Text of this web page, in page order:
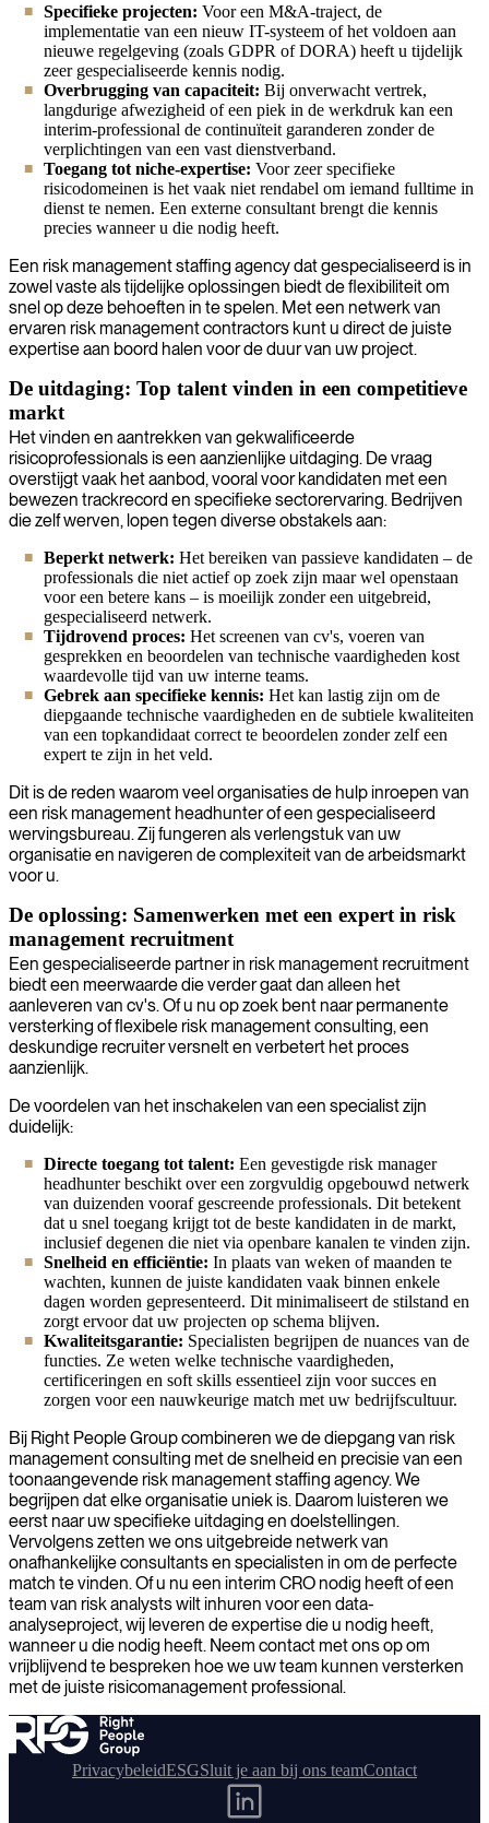
Specifieke projecten: Voor een M&A-traject, de
implementatie van een nieuw IT-systeem of het voldoen aan
nieuwe regelgeving (zoals GDPR of DORA) heeft u tijdelijk
zeer gespecialiseerde kennis nodig.
Overbrugging van capaciteit: Bij onverwacht vertrek,
langdurige afwezigheid of een piek in de werkdruk kan een
interim-professional de continuïteit garanderen zonder de
verplichtingen van een vast dienstverband.
Toegang tot niche-expertise: Voor zeer specifieke
risicodomeinen is het vaak niet rendabel om iemand fulltime in
dienst te nemen. Een externe consultant brengt die kennis
precies wanneer u die nodig heeft.
Een risk management staffing agency dat gespecialiseerd is in
zowel vaste als tijdelijke oplossingen biedt de flexibiliteit om
snel op deze behoeften in te spelen. Met een netwerk van
ervaren risk management contractors kunt u direct de juiste
expertise aan boord halen voor de duur van uw project.
De uitdaging: Top talent vinden in een competitieve
markt
Het vinden en aantrekken van gekwalificeerde
risicoprofessionals is een aanzienlijke uitdaging. De vraag
overstijgt vaak het aanbod, vooral voor kandidaten met een
bewezen trackrecord en specifieke sectorervaring. Bedrijven
die zelf werven, lopen tegen diverse obstakels aan:
Beperkt netwerk: Het bereiken van passieve kandidaten – de
professionals die niet actief op zoek zijn maar wel openstaan
voor een betere kans – is moeilijk zonder een uitgebreid,
gespecialiseerd netwerk.
Tijdrovend proces: Het screenen van cv's, voeren van
gesprekken en beoordelen van technische vaardigheden kost
waardevolle tijd van uw interne teams.
Gebrek aan specifieke kennis: Het kan lastig zijn om de
diepgaande technische vaardigheden en de subtiele kwaliteiten
van een topkandidaat correct te beoordelen zonder zelf een
expert te zijn in het veld.
Dit is de reden waarom veel organisaties de hulp inroepen van
een risk management headhunter of een gespecialiseerd
wervingsbureau. Zij fungeren als verlengstuk van uw
organisatie en navigeren de complexiteit van de arbeidsmarkt
voor u.
De oplossing: Samenwerken met een expert in risk
management recruitment
Een gespecialiseerde partner in risk management recruitment
biedt een meerwaarde die verder gaat dan alleen het
aanleveren van cv's. Of u nu op zoek bent naar permanente
versterking of flexibele risk management consulting, een
deskundige recruiter versnelt en verbetert het proces
aanzienlijk.
De voordelen van het inschakelen van een specialist zijn
duidelijk:
Directe toegang tot talent: Een gevestigde risk manager
headhunter beschikt over een zorgvuldig opgebouwd netwerk
van duizenden vooraf gescreende professionals. Dit betekent
dat u snel toegang krijgt tot de beste kandidaten in de markt,
inclusief degenen die niet via openbare kanalen te vinden zijn.
Snelheid en efficiëntie: In plaats van weken of maanden te
wachten, kunnen de juiste kandidaten vaak binnen enkele
dagen worden gepresenteerd. Dit minimaliseert de stilstand en
zorgt ervoor dat uw projecten op schema blijven.
Kwaliteitsgarantie: Specialisten begrijpen de nuances van de
functies. Ze weten welke technische vaardigheden,
certificeringen en soft skills essentieel zijn voor succes en
zorgen voor een nauwkeurige match met uw bedrijfscultuur.
Bij Right People Group combineren we de diepgang van risk
management consulting met de snelheid en precisie van een
toonaangevende risk management staffing agency. We
begrijpen dat elke organisatie uniek is. Daarom luisteren we
eerst naar uw specifieke uitdaging en doelstellingen.
Vervolgens zetten we ons uitgebreide netwerk van
onafhankelijke consultants en specialisten in om de perfecte
match te vinden. Of u nu een interim CRO nodig heeft of een
team van risk analysts wilt inhuren voor een data-
analyseproject, wij leveren de expertise die u nodig heeft,
wanneer u die nodig heeft. Neem contact met ons op om
vrijblijvend te bespreken hoe we uw team kunnen versterken
met de juiste risicomanagement professional.
PrivacybeleidESGSluit je aan bij ons teamContact